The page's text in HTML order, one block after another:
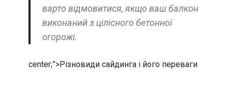
варто відмовитися, якщо ваш балкон
виконаний з цілісного бетонної
огорожі.
center;”>Різновиди сайдинга і його переваги